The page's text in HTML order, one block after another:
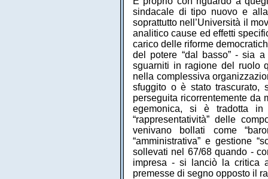
sindacale di tipo nuovo e
soprattutto nell’Università il
analitico cause ed effetti
carico delle riforme
del potere “dal basso” - sia
sguarniti in ragione del ruolo
nella complessiva
sfuggito o è stato trascurato,
perseguita ricorrentemente da
egemonica, si è tradotta
“rappresentatività” delle
venivano bollati come
“amministrativa” e gestione
sollevati nel 67/68 quando -
impresa - si lanciò la critica
premesse di segno opposto il